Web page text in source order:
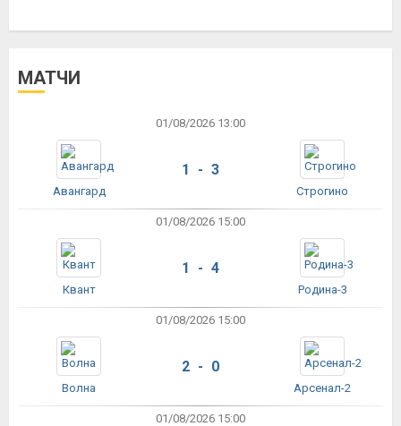
МАТЧИ
01/08/2026 13:00
Авангард
1 - 3
Строгино
01/08/2026 15:00
Квант
1 - 4
Родина-3
01/08/2026 15:00
Волна
2 - 0
Арсенал-2
01/08/2026 15:00